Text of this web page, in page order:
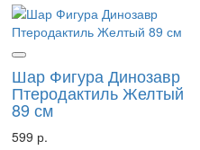
Шар Фигура Динозавр
Птеродактиль Желтый
89 см
599 р.